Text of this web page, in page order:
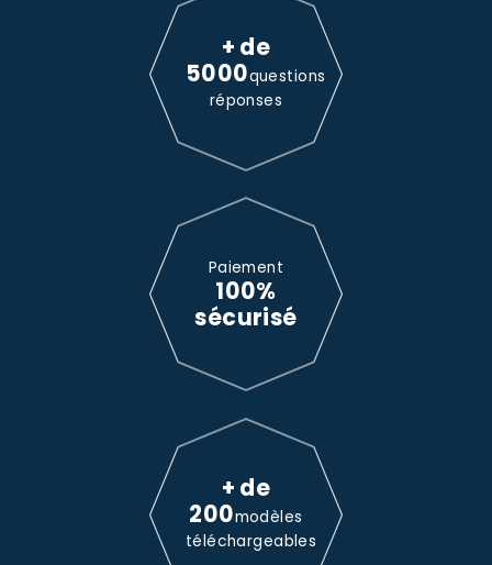
+ de
5000questions
réponses
Paiement
100%
sécurisé
+ de
200modèles
téléchargeables